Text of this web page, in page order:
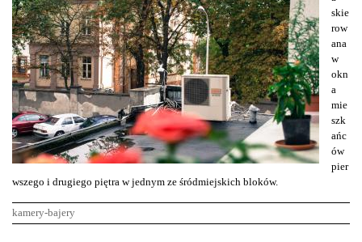
skie
row
ana
w
okn
a
mie
szk
ańc
ów
pier
wszego i drugiego piętra w jednym ze śródmiejskich bloków.
kamery-bajery